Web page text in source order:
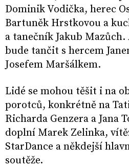
Dominik Vodička, herec
Bartuněk Hrstkovou a
a tanečník Jakub
bude tančit s hercem
Josefem Maršálkem.
Lidé se mohou těšit i na
porotců, konkrétně na
Richarda Genzera a Jana
doplní Marek Zelinka,
StarDance a někdejší
soutěže.